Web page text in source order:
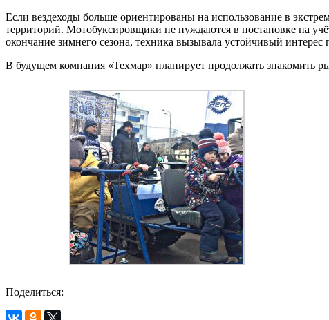
Если вездеходы больше ориентированы на использование в
территорий. Мотобуксировщики не нуждаются в постановке на
окончание зимнего сезона, техника вызывала устойчивый интерес
В будущем компания «Техмар» планирует продолжать знакомить
Поделиться: